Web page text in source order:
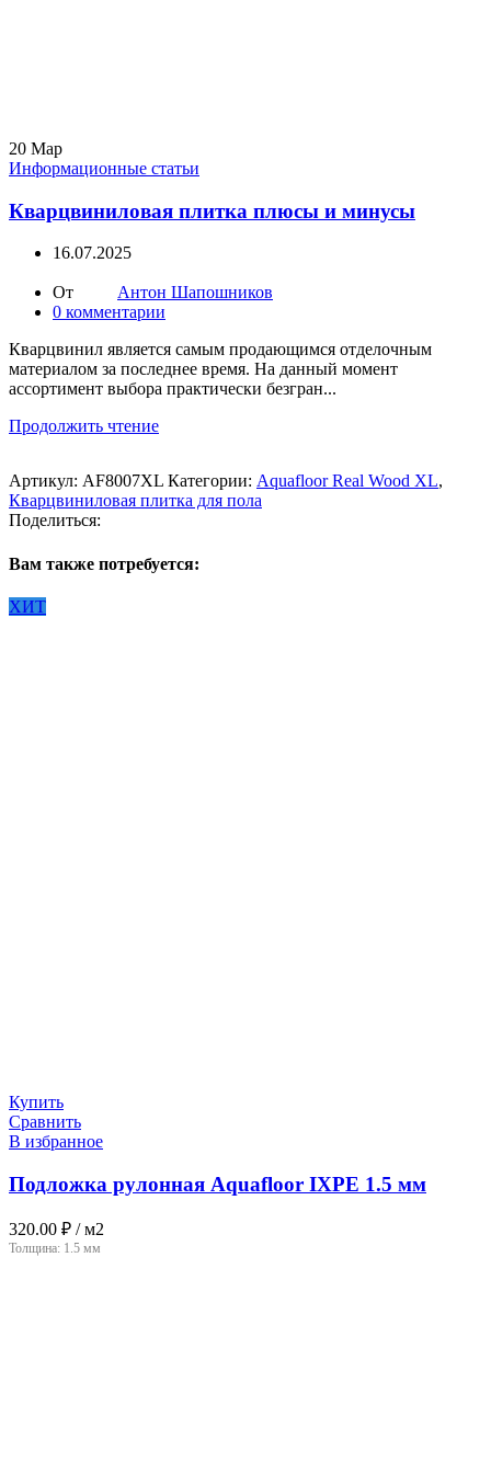
20 Мар
Информационные статьи
Кварцвиниловая плитка плюсы и минусы
16.07.2025
От
Антон Шапошников
0 комментарии
Кварцвинил является самым продающимся отделочным
материалом за последнее время. На данный момент
ассортимент выбора практически безгран...
Продолжить чтение
Артикул: AF8007XL Категории: Aquafloor Real Wood XL,
Кварцвиниловая плитка для пола
Поделиться:
Вам также потребуется:
ХИТ
Купить
Сравнить
В избранное
Подложка рулонная Aquafloor IXPE 1.5 мм
320.00 ₽ / м2
Толщина: 1.5 мм